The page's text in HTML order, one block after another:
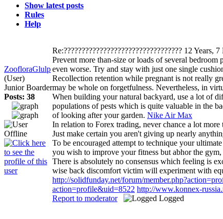
Show latest posts
Rules
Help
ZoofloraGlulp
(User)
Junior Boarder
Posts: 38
Re:????????????????????????????????? 12 Years,
Prevent more than-size or loads of several
even worse. Try and stay with just one single
Recollection retention while pregnant is not really
may be whole on forgetfulness. Nevertheless, in
When building your natural backyard, use a lot of
populations of pests which is quite valuable in the
of looking after your garden. Nike Air Max
In relation to Forex trading, never chance a lot
Just make certain you aren't giving up nearly
To be encouraged attempt to technique your
you wish to improve your fitness but abhor the
There is absolutely no consensus which feeling is
wise back discomfort victim will experiment with
http://solidfunday.net/forum/
action=profile&uid=8522 http://www.konnex-
Report to moderator
Logged